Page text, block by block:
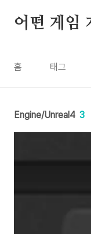
어떤 게임
홈 태그
Engine/Unreal4 3